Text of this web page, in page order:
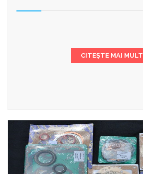
CITEȘTE MAI MULT